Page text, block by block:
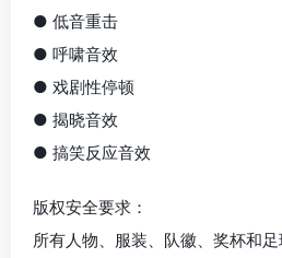
● 低音重击
● 呼啸音效
● 戏剧性停顿
● 揭晓音效
● 搞笑反应音效
版权安全要求：
所有人物、服装、队徽、奖杯和